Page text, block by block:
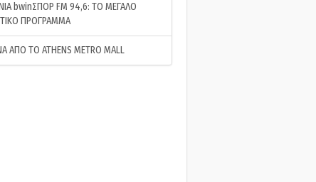
bwinΣΠΟΡ FM 94,6: ΤΟ ΜΕΓΑΛΟ
ΠΡΟΓΡΑΜΜΑ
ΑΠΟ ΤΟ ATHENS METRO MALL